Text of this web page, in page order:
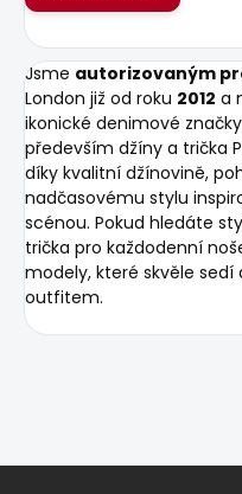
Jsme autorizovaným
London již od roku 2012 a
ikonické denimové
především džíny a trička
díky kvalitní džínovině,
nadčasovému stylu
scénou. Pokud hledáte
trička pro každodenní
modely, které skvěle
outfitem.
Z